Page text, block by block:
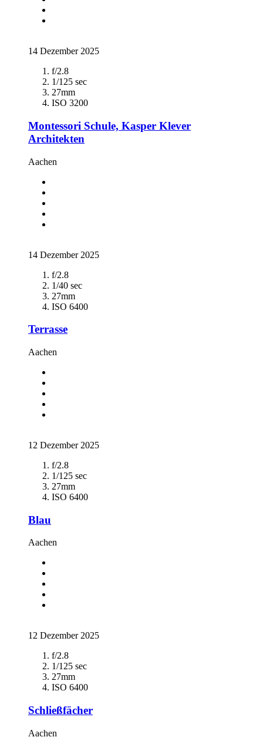
14 Dezember 2025
f/2.8
1/125 sec
27mm
ISO 3200
Montessori Schule, Kasper Klever
Architekten
Aachen
14 Dezember 2025
f/2.8
1/40 sec
27mm
ISO 6400
Terrasse
Aachen
12 Dezember 2025
f/2.8
1/125 sec
27mm
ISO 6400
Blau
Aachen
12 Dezember 2025
f/2.8
1/125 sec
27mm
ISO 6400
Schließfächer
Aachen